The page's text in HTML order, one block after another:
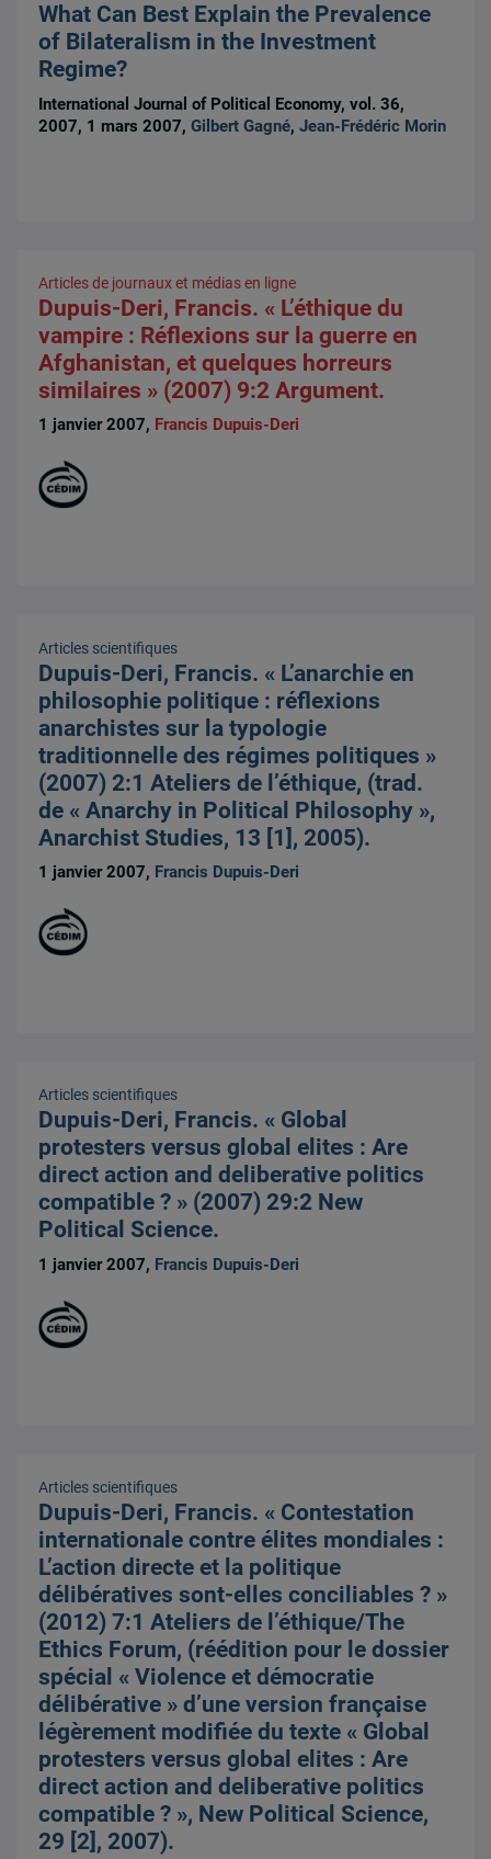
What Can Best Explain the Prevalence
of Bilateralism in the Investment
Regime?
International Journal of Political Economy, vol. 36,
2007, 1 mars 2007,Gilbert Gagné,Jean-Frédéric Morin
Articles de journaux et médias en ligne
Dupuis-Deri, Francis. « L’éthique du
vampire : Réflexions sur la guerre en
Afghanistan, et quelques horreurs
similaires » (2007) 9:2 Argument.
1 janvier 2007, Francis Dupuis-Deri
Articles scientifiques
Dupuis-Deri, Francis. « L’anarchie en
philosophie politique : réflexions
anarchistes sur la typologie
traditionnelle des régimes politiques »
(2007) 2:1 Ateliers de l’éthique, (trad.
de « Anarchy in Political Philosophy »,
Anarchist Studies, 13 [1], 2005).
1 janvier 2007, Francis Dupuis-Deri
Articles scientifiques
Dupuis-Deri, Francis. « Global
protesters versus global elites : Are
direct action and deliberative politics
compatible ? » (2007) 29:2 New
Political Science.
1 janvier 2007, Francis Dupuis-Deri
Articles scientifiques
Dupuis-Deri, Francis. « Contestation
internationale contre élites mondiales :
L’action directe et la politique
délibératives sont-elles conciliables ? »
(2012) 7:1 Ateliers de l’éthique/The
Ethics Forum, (réédition pour le dossier
spécial « Violence et démocratie
délibérative » d’une version française
légèrement modifiée du texte « Global
protesters versus global elites : Are
direct action and deliberative politics
compatible ? », New Political Science,
29 [2], 2007).